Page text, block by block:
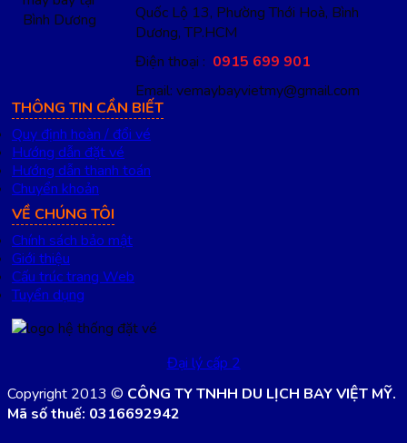
Quốc Lộ 13, Phường Thới Hoà, Bình
Dương, TP.HCM
Điện thoại : 0915 699 901
Email: vemaybayvietmy@gmail.com
THÔNG TIN CẦN BIẾT
Quy định hoàn / đổi vé
Hướng dẫn đặt vé
Hướng dẫn thanh toán
Chuyển khoản
VỀ CHÚNG TÔI
Chính sách bảo mật
Giới thiệu
Cấu trúc trang Web
Tuyển dụng
Đại lý cấp 2
Copyright 2013 © CÔNG TY TNHH DU LỊCH BAY VIỆT MỸ.
Mã số thuế: 0316692942